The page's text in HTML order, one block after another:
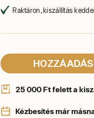
Raktáron, kiszállítás
25 000 Ft felett a
Kézbesítés már